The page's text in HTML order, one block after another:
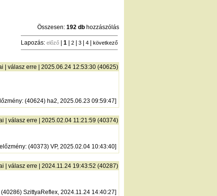
Összesen: 192 db hozzászólás
Lapozás: előző | 1 | 2 | 3 | 4 | következő
| válasz erre | 2025.06.24 12:53:30 (40625)
: (40624) ha2, 2025.06.23 09:59:47]
| válasz erre | 2025.02.04 11:21:59 (40374)
előzmény: (40373) VP, 2025.02.04 10:43:40]
| válasz erre | 2024.11.24 19:43:52 (40287)
(40286) SzittyaReflex, 2024.11.24 14:40:27]